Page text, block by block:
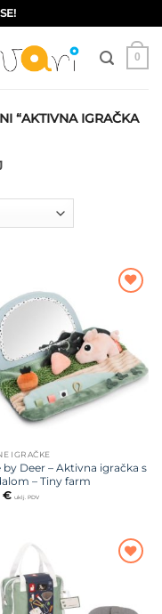
0
“AKTIVNA IGRAČKA
IGRAČKE
by Deer – Aktivna igračka s
– Tiny farm
€ uklj. PDV